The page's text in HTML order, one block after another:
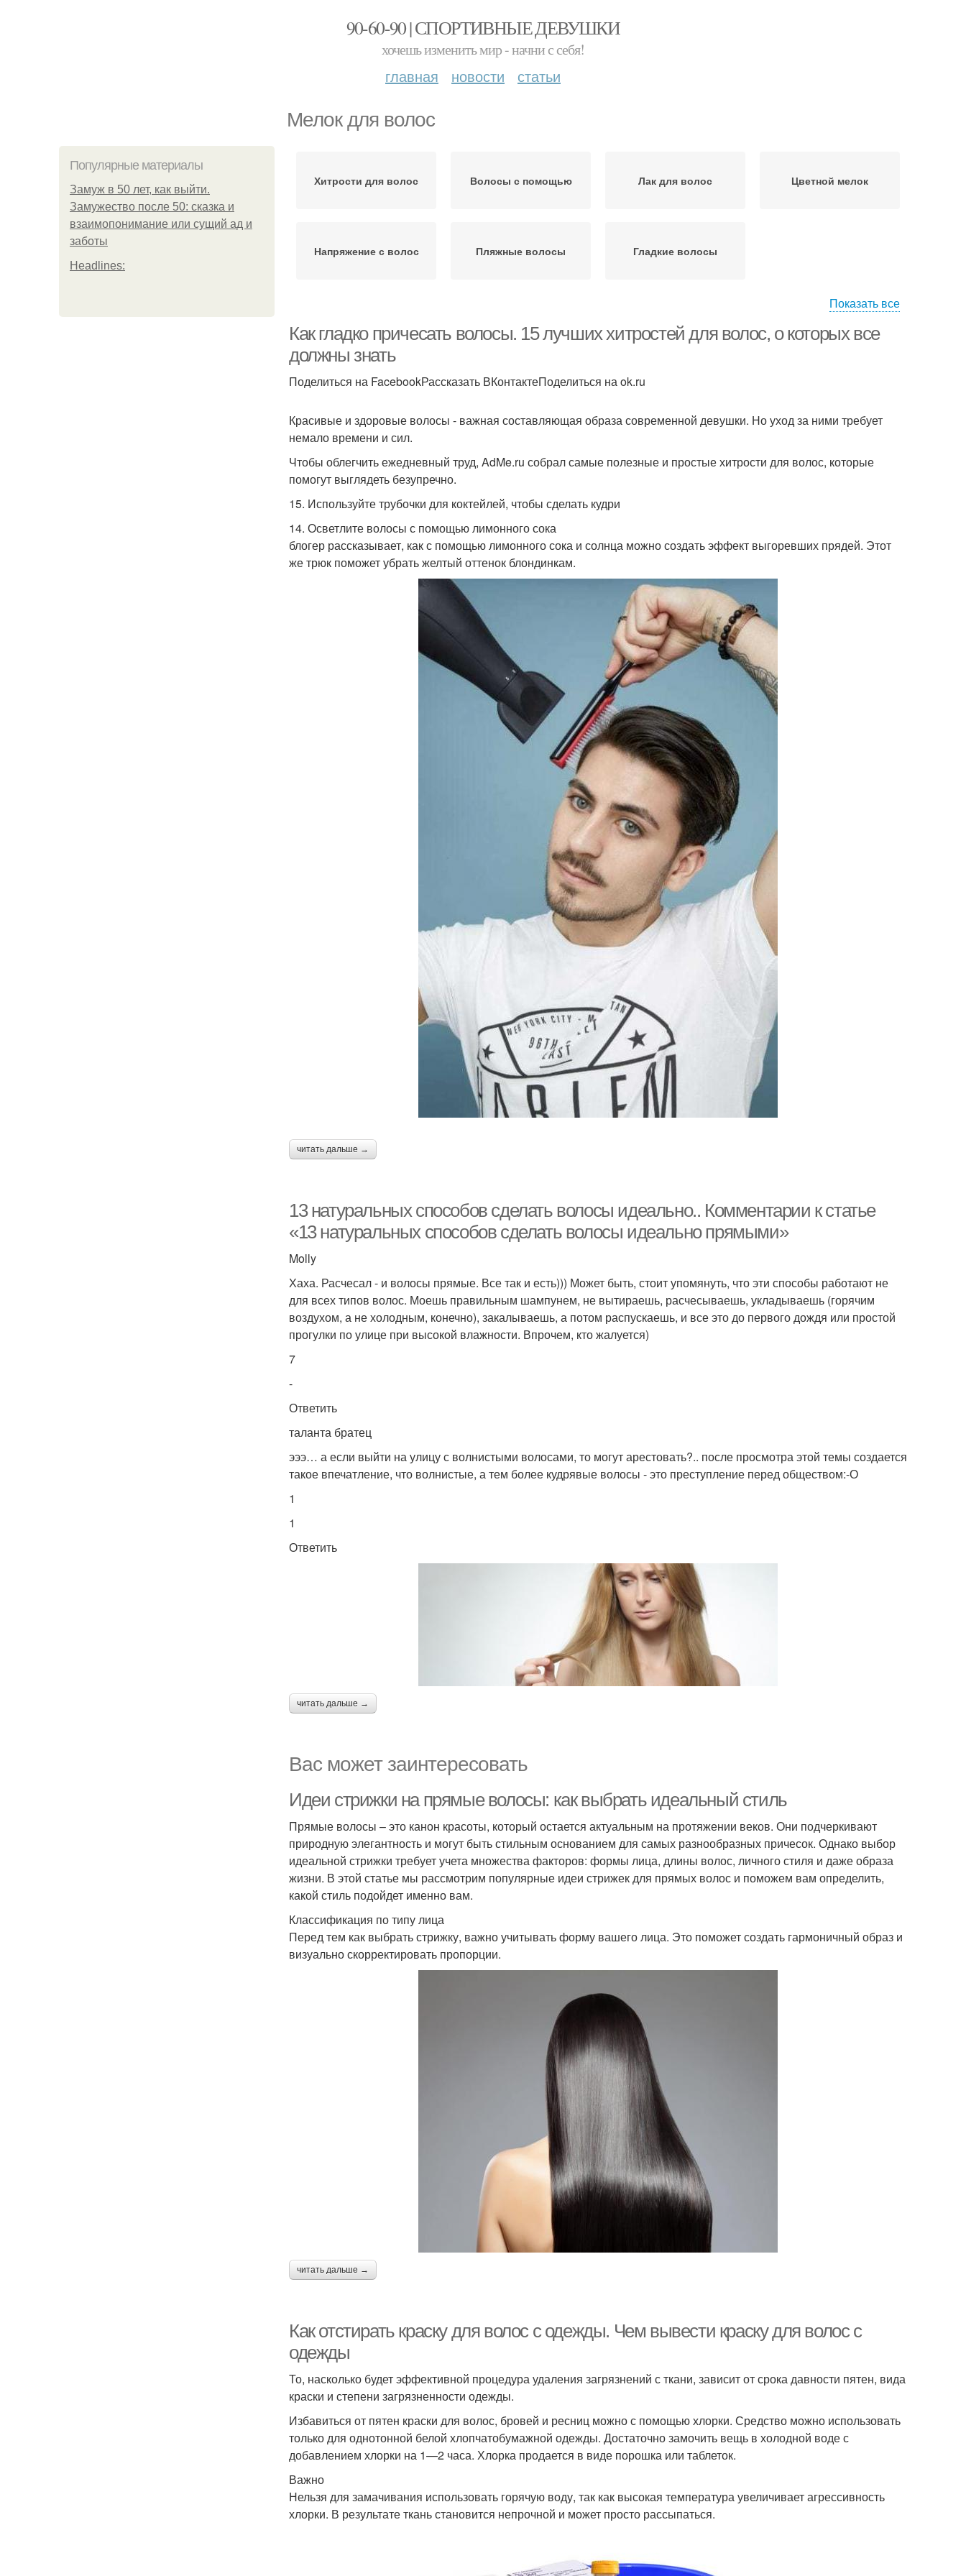
90-60-90 | СПОРТИВНЫЕ ДЕВУШКИ
хочешь изменить мир - начни с себя!
главная новости статьи
Мелок для волос
Популярные материалы
Замуж в 50 лет, как выйти.
Замужество после 50: сказка и
взаимопонимание или сущий ад и
заботы
Headlines:
Хитрости для волос Волосы с помощью Лак для волос Цветной мелок
Напряжение с волос Пляжные волосы Гладкие волосы
Показать все
Как гладко причесать волосы. 15 лучших хитростей для волос, о которых все
должны знать
Поделиться на FacebookРассказать ВКонтактеПоделиться на ok.ru
Красивые и здоровые волосы - важная составляющая образа современной девушки. Но уход за ними требует
немало времени и сил.
Чтобы облегчить ежедневный труд, AdMe.ru собрал самые полезные и простые хитрости для волос, которые
помогут выглядеть безупречно.
15. Используйте трубочки для коктейлей, чтобы сделать кудри
14. Осветлите волосы с помощью лимонного сока
блогер рассказывает, как с помощью лимонного сока и солнца можно создать эффект выгоревших прядей. Этот
же трюк поможет убрать желтый оттенок блондинкам.
читать дальше →
13 натуральных способов сделать волосы идеально.. Комментарии к статье
«13 натуральных способов сделать волосы идеально прямыми»
Molly
Хаха. Расчесал - и волосы прямые. Все так и есть))) Может быть, стоит упомянуть, что эти способы работают не
для всех типов волос. Моешь правильным шампунем, не вытираешь, расчесываешь, укладываешь (горячим
воздухом, а не холодным, конечно), закалываешь, а потом распускаешь, и все это до первого дождя или простой
прогулки по улице при высокой влажности. Впрочем, кто жалуется)
7
-
Ответить
таланта братец
эээ… а если выйти на улицу с волнистыми волосами, то могут арестовать?.. после просмотра этой темы создается
такое впечатление, что волнистые, а тем более кудрявые волосы - это преступление перед обществом:-О
1
1
Ответить
читать дальше →
Вас может заинтересовать
Идеи стрижки на прямые волосы: как выбрать идеальный стиль
Прямые волосы – это канон красоты, который остается актуальным на протяжении веков. Они подчеркивают
природную элегантность и могут быть стильным основанием для самых разнообразных причесок. Однако выбор
идеальной стрижки требует учета множества факторов: формы лица, длины волос, личного стиля и даже образа
жизни. В этой статье мы рассмотрим популярные идеи стрижек для прямых волос и поможем вам определить,
какой стиль подойдет именно вам.
Классификация по типу лица
Перед тем как выбрать стрижку, важно учитывать форму вашего лица. Это поможет создать гармоничный образ и
визуально скорректировать пропорции.
читать дальше →
Как отстирать краску для волос с одежды. Чем вывести краску для волос с
одежды
То, насколько будет эффективной процедура удаления загрязнений с ткани, зависит от срока давности пятен, вида
краски и степени загрязненности одежды.
Избавиться от пятен краски для волос, бровей и ресниц можно с помощью хлорки. Средство можно использовать
только для однотонной белой хлопчатобумажной одежды. Достаточно замочить вещь в холодной воде с
добавлением хлорки на 1—2 часа. Хлорка продается в виде порошка или таблеток.
Важно
Нельзя для замачивания использовать горячую воду, так как высокая температура увеличивает агрессивность
хлорки. В результате ткань становится непрочной и может просто рассыпаться.